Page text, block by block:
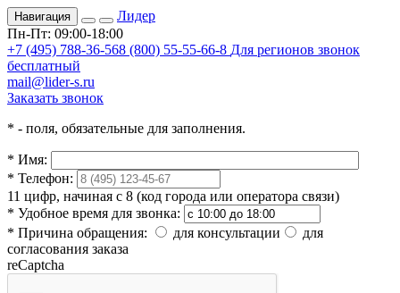
Навигация
Лидер
Пн-Пт: 09:00-18:00
+7 (495) 788-36-568 (800) 55-55-66-8 Для регионов звонок
бесплатный
mail@lider-s.ru
Заказать звонок
* - поля, обязательные для заполнения.
* Имя:
* Телефон:
11 цифр, начиная с 8 (код города или оператора связи)
* Удобное время для звонка:
* Причина обращения: для консультации
для
согласования заказа
reCaptcha